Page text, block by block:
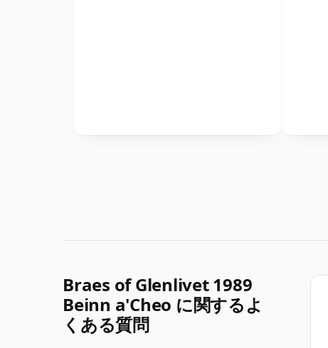
Braes of Glenlivet 1989
Beinn a'Cheo に関するよ
くある質問